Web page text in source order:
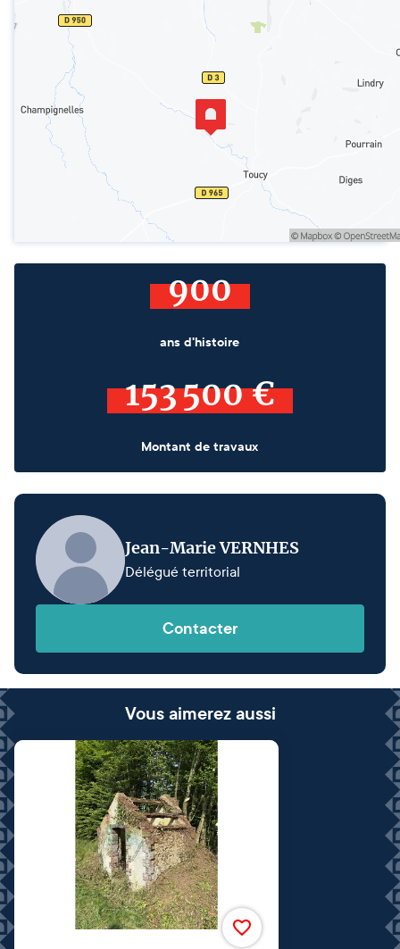
900
ans d'histoire
153 500 €
Montant de travaux
Jean-Marie VERNHES
Délégué territorial
Contacter
Vous aimerez aussi